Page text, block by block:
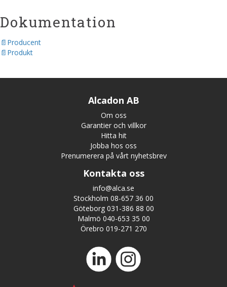
Dokumentation
Producent
Produkt
Alcadon AB
Om oss
Garantier och villkor
Hitta hit
Jobba hos oss
Prenumerera på vårt nyhetsbrev
Kontakta oss
info@alca.se
Stockholm 08-657 36 00
Göteborg 031-386 88 00
Malmö 040-653 35 00
Örebro 019-271 270